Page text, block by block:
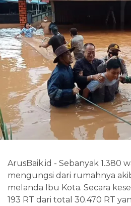
ArusBaik.id - Sebanyak 1.380
mengungsi dari rumahnya
melanda Ibu Kota. Secara
193 RT dari total 30.470 RT